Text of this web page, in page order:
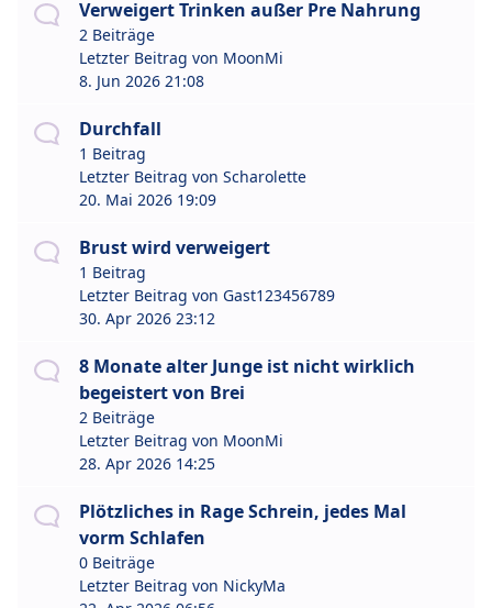
Verweigert Trinken außer Pre Nahrung
2 Beiträge
Letzter Beitrag von MoonMi
8. Jun 2026 21:08
Durchfall
1 Beitrag
Letzter Beitrag von Scharolette
20. Mai 2026 19:09
Brust wird verweigert
1 Beitrag
Letzter Beitrag von Gast123456789
30. Apr 2026 23:12
8 Monate alter Junge ist nicht wirklich
begeistert von Brei
2 Beiträge
Letzter Beitrag von MoonMi
28. Apr 2026 14:25
Plötzliches in Rage Schrein, jedes Mal
vorm Schlafen
0 Beiträge
Letzter Beitrag von NickyMa